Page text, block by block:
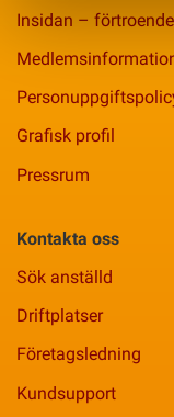
Insidan –
Grafisk profil
Pressrum
Kontakta oss
Sök anställd
Driftplatser
Företagsledning
Kundsupport